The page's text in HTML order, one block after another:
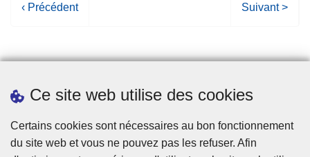
Ce site web utilise des cookies
Certains cookies sont nécessaires au bon fonctionnement
du site web et vous ne pouvez pas les refuser. Afin
P
e
r
c
é
‹ Précédent
P
e
u
v
a
Suivant >
Statistiques